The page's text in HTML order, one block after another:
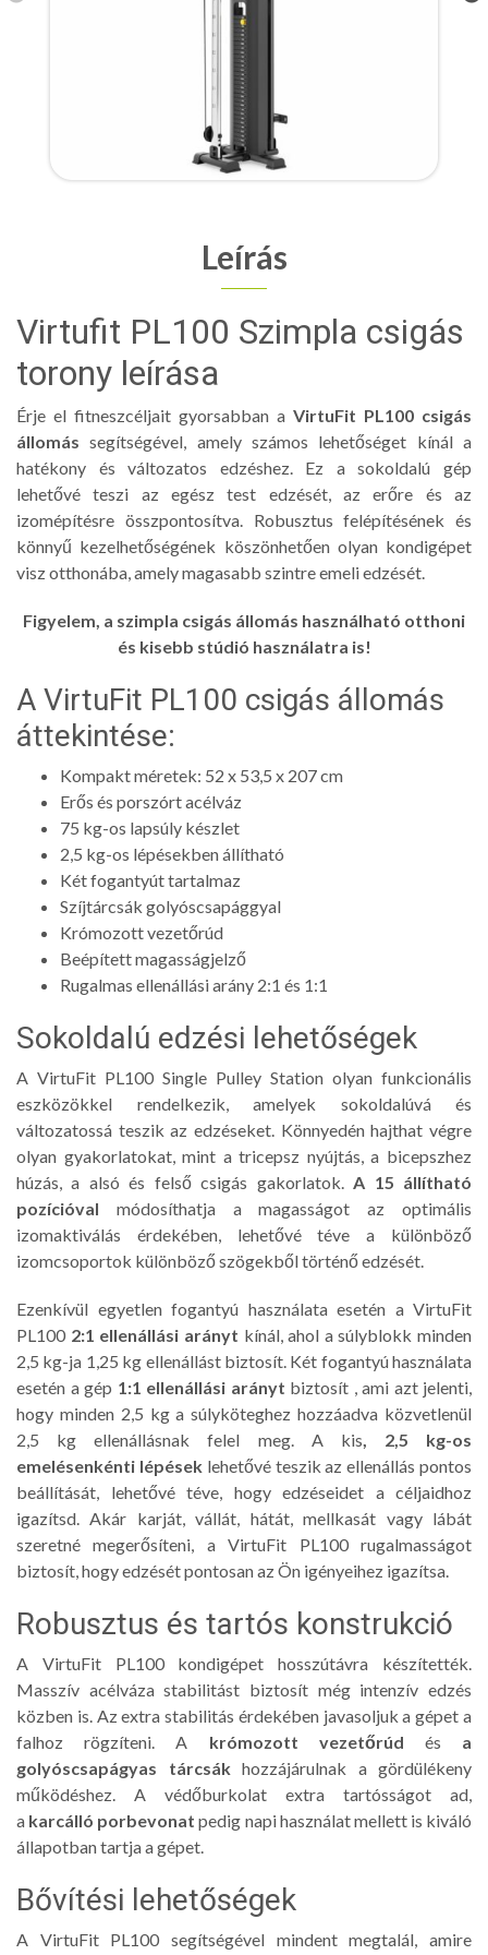
Leírás
Virtufit PL100 Szimpla csigás
torony leírása
Érje el fitneszcéljait gyorsabban a VirtuFit PL100 csigás
állomás segítségével, amely számos lehetőséget kínál a
hatékony és változatos edzéshez. Ez a sokoldalú gép
lehetővé teszi az egész test edzését, az erőre és az
izomépítésre összpontosítva. Robusztus felépítésének és
könnyű kezelhetőségének köszönhetően olyan kondigépet
visz otthonába, amely magasabb szintre emeli edzését.
Figyelem, a szimpla csigás állomás használható otthoni
és kisebb stúdió használatra is!
A VirtuFit PL100 csigás állomás
áttekintése:
Kompakt méretek: 52 x 53,5 x 207 cm
Erős és porszórt acélváz
75 kg-os lapsúly készlet
2,5 kg-os lépésekben állítható
Két fogantyút tartalmaz
Szíjtárcsák golyóscsapággyal
Krómozott vezetőrúd
Beépített magasságjelző
Rugalmas ellenállási arány 2:1 és 1:1
Sokoldalú edzési lehetőségek
A VirtuFit PL100 Single Pulley Station olyan funkcionális
eszközökkel rendelkezik, amelyek sokoldalúvá és
változatossá teszik az edzéseket. Könnyedén hajthat végre
olyan gyakorlatokat, mint a tricepsz nyújtás, a bicepszhez
húzás, a alsó és felső csigás gakorlatok.A 15 állítható
pozícióval módosíthatja a magasságot az optimális
izomaktiválás érdekében, lehetővé téve a különböző
izomcsoportok különböző szögekből történő edzését.
Ezenkívül egyetlen fogantyú használata esetén a VirtuFit
PL100 2:1 ellenállási arányt kínál, ahol a súlyblokk minden
2,5 kg-ja 1,25 kg ellenállást biztosít. Két fogantyú használata
esetén a gép 1:1 ellenállási arányt biztosít , ami azt jelenti,
hogy minden 2,5 kg a súlyköteghez hozzáadva közvetlenül
2,5 kg ellenállásnak felel meg. A kis, 2,5 kg-os
emelésenkénti lépéseklehetővé teszik az ellenállás pontos
beállítását, lehetővé téve, hogy edzéseidet a céljaidhoz
igazítsd. Akár karját, vállát, hátát, mellkasát vagy lábát
szeretné megerősíteni, a VirtuFit PL100 rugalmasságot
biztosít, hogy edzését pontosan az Ön igényeihez igazítsa.
Robusztus és tartós konstrukció
A VirtuFit PL100 kondigépet hosszútávra készítették.
Masszív acélváza stabilitást biztosít még intenzív edzés
közben is. Az extra stabilitás érdekében javasoljuk a gépet a
falhoz rögzíteni. A krómozott vezetőrúd és a
golyóscsapágyas tárcsákhozzájárulnak a gördülékeny
működéshez. A védőburkolat extra tartósságot ad,
a karcálló porbevonat pedig napi használat mellett is kiváló
állapotban tartja a gépet.
Bővítési lehetőségek
A VirtuFit PL100 segítségével mindent megtalál, amire